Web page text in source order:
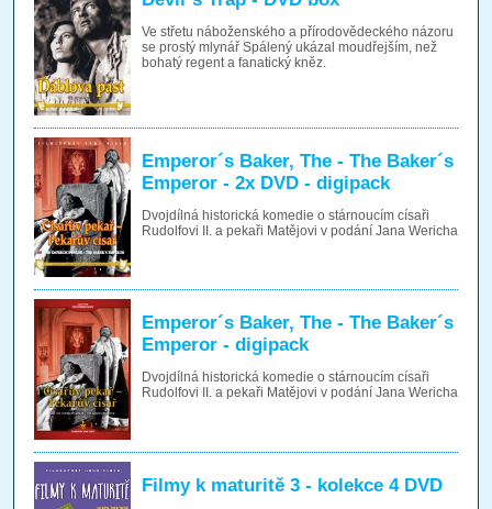
Ve střetu náboženského a přírodovědeckého názoru
se prostý mlynář Spálený ukázal moudřejším, než
bohatý regent a fanatický kněz.
Emperor´s Baker, The - The Baker´s
Emperor - 2x DVD - digipack
Dvojdílná historická komedie o stárnoucím císaři
Rudolfovi II. a pekaři Matějovi v podání Jana Wericha
Emperor´s Baker, The - The Baker´s
Emperor - digipack
Dvojdílná historická komedie o stárnoucím císaři
Rudolfovi II. a pekaři Matějovi v podání Jana Wericha
Filmy k maturitě 3 - kolekce 4 DVD